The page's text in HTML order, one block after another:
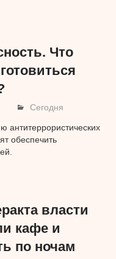
Что
Сегодня
антитеррористических
обеспечить
власти
кафе и
по ночам